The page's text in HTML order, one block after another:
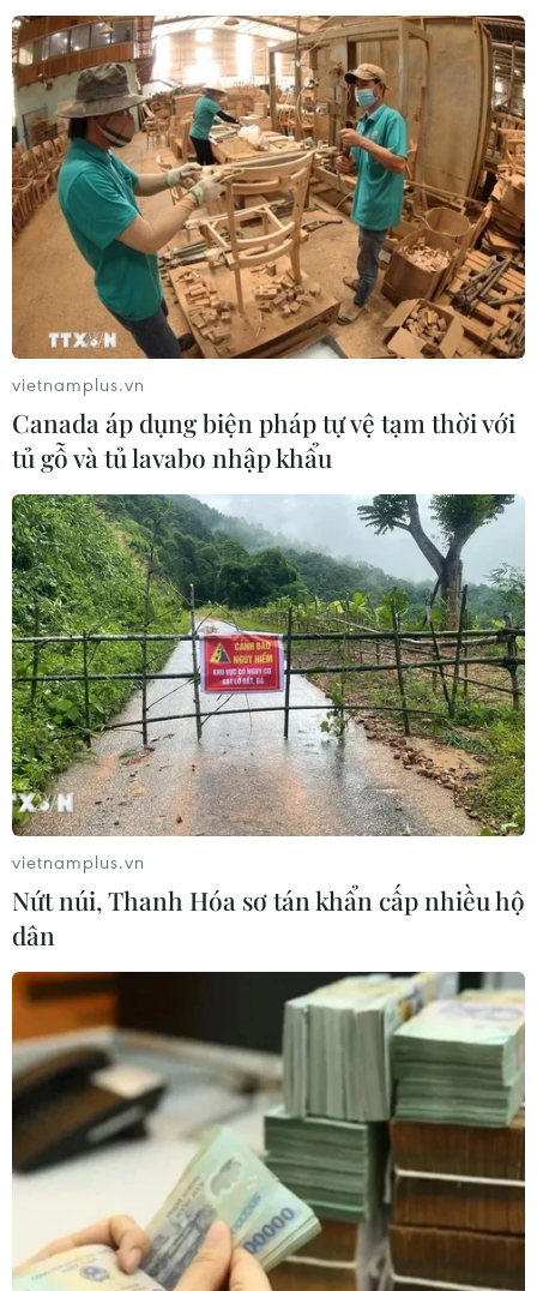
vietnamplus.vn
Canada áp dụng biện pháp tự vệ tạm thời với
tủ gỗ và tủ lavabo nhập khẩu
vietnamplus.vn
Nứt núi, Thanh Hóa sơ tán khẩn cấp nhiều hộ
dân